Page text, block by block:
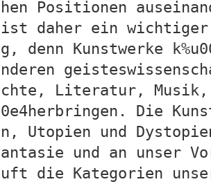
hen Positionen
ist daher ein wichtiger
g, denn Kunstwerke
nderen
chte, Literatur, Musik,
0e4herbringen. Die
n, Utopien und
antasie und an unser
uft die Kategorien